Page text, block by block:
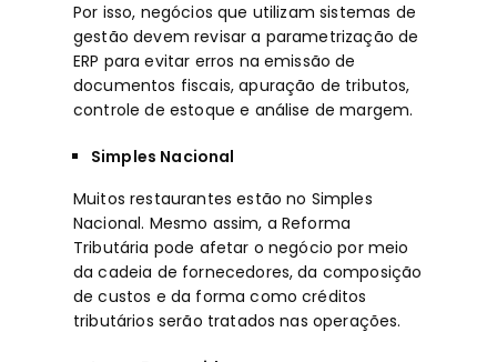
Por isso, negócios que utilizam sistemas de
gestão devem revisar a parametrização de
ERP para evitar erros na emissão de
documentos fiscais, apuração de tributos,
controle de estoque e análise de margem.
Simples Nacional
Muitos restaurantes estão no Simples
Nacional. Mesmo assim, a Reforma
Tributária pode afetar o negócio por meio
da cadeia de fornecedores, da composição
de custos e da forma como créditos
tributários serão tratados nas operações.